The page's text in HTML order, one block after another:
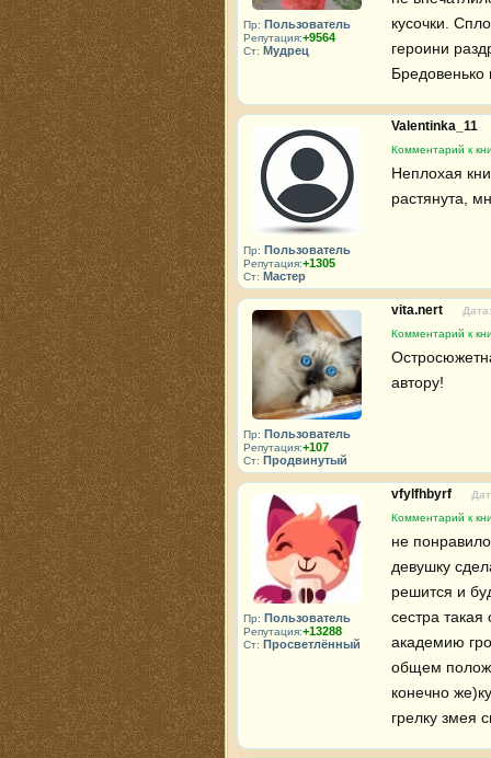
Пр: Пользователь
Репутация:+9564
Ст: Мудрец
кусочки.
героини
Бредовенько
Пр: Пользователь
Репутация:+1305
Ст: Мастер
Valentinka_11
Комментарий к
Неплохая
растянута,
Пр: Пользователь
Репутация:+107
Ст: Продвинутый
vita.nert
Комментарий к
автору!
Пр: Пользователь
Репутация:+13288
Ст: Просветлённый
vfylfhbyrf
Комментарий к
не
девушку
решится и
сестра
академию
общем
конечно
грелку змея